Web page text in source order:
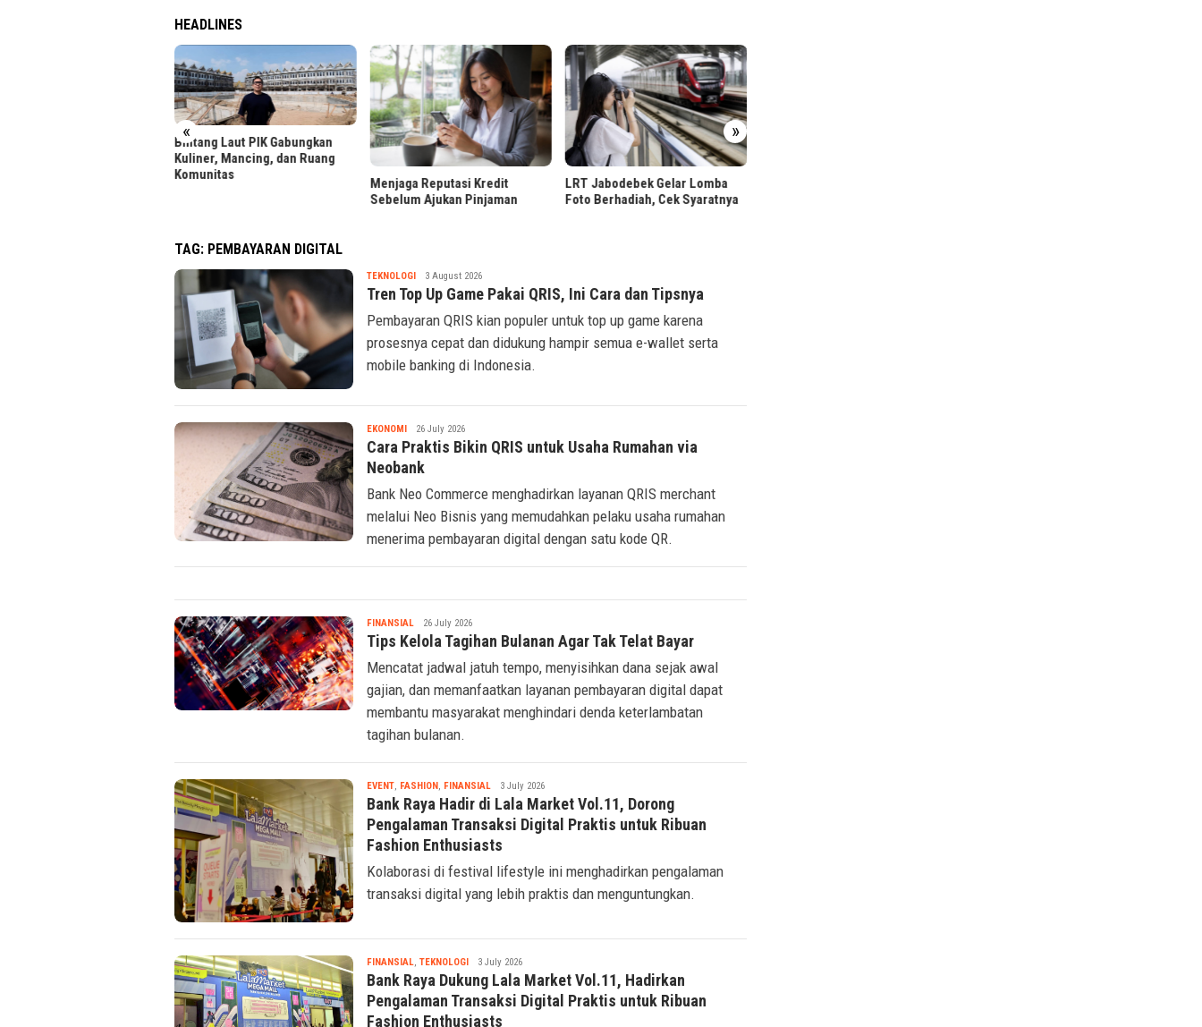
HEADLINES
« »
Menjaga Reputasi Kredit
LRT Jabodebek Gelar Lomba
Foto Berhadiah, Cek Syaratnya
Presiden Prabowo Tinjau
Hilirisasi Bioetanol PTPN I di
TAG:PEMBAYARAN DIGITAL
TEKNOLOGITsaqif
Ridwan
3 August 2026
Pembayaran QRIS kian populer untuk top up game karena
prosesnya cepat dan didukung hampir semua e-wallet serta
EKONOMITsaqif26 July 2026
Cara Praktis Bikin QRIS untuk Usaha Rumahan via
Bank Neo Commerce menghadirkan layanan QRIS merchant
melalui Neo Bisnis yang memudahkan pelaku usaha rumahan
FINANSIALTsaqif
26 July 2026
Tips Kelola Tagihan Bulanan Agar Tak Telat Bayar
Mencatat jadwal jatuh tempo, menyisihkan dana sejak awal
gajian, dan memanfaatkan layanan pembayaran digital dapat
membantu masyarakat menghindari denda keterlambatan
EVENT , FASHION ,FINANSIAL Tsaqif3 July 2026
Bank Raya Hadir di Lala Market Vol.11, Dorong
Pengalaman Transaksi Digital Praktis untuk Ribuan
Fashion Enthusiasts
Kolaborasi di festival lifestyle ini menghadirkan pengalaman
FINANSIAL,TEKNOLOGITsaqif
Ridwan
3 July 2026
Bank Raya Dukung Lala Market Vol.11, Hadirkan
Pengalaman Transaksi Digital Praktis untuk Ribuan